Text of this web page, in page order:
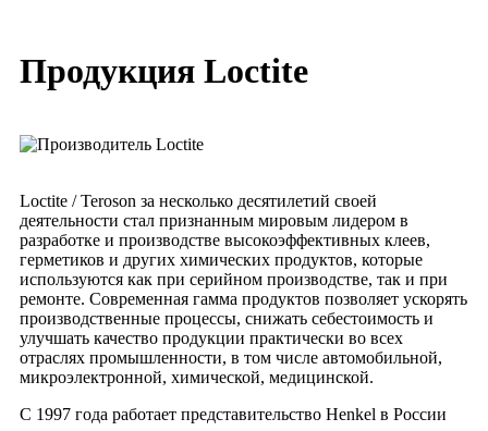
Продукция Loctite
Loctite / Teroson за несколько десятилетий своей
деятельности стал признанным мировым лидером в
разработке и производстве высокоэффективных клеев,
герметиков и других химических продуктов, которые
используются как при серийном производстве, так и при
ремонте. Современная гамма продуктов позволяет ускорять
производственные процессы, снижать себестоимость и
улучшать качество продукции практически во всех
отраслях промышленности, в том числе автомобильной,
микроэлектронной, химической, медицинской.
С 1997 года работает представительство Henkel в России